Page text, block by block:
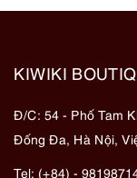
KIWIKI
Đ/C: 54 - Phố Tam
Đống Đa, Hà Nội,
Tel: (+84) -